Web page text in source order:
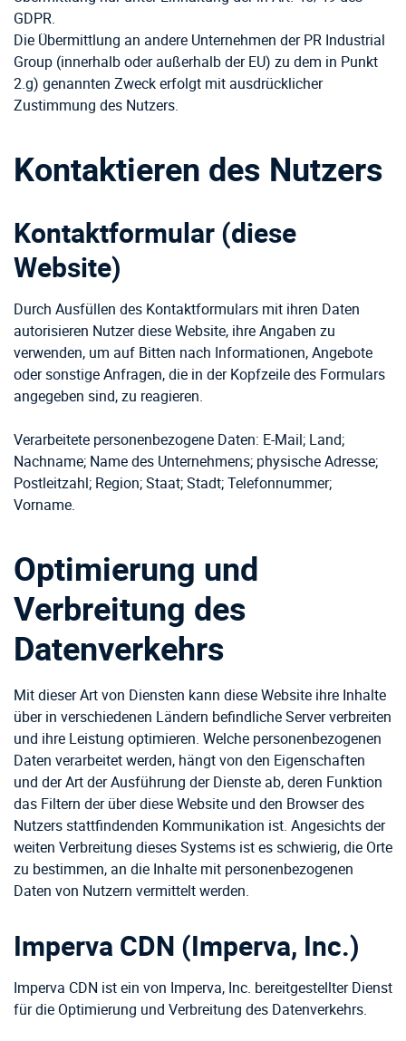
GDPR.
Die Übermittlung an andere Unternehmen der PR Industrial
Group (innerhalb oder außerhalb der EU) zu dem in Punkt
2.g) genannten Zweck erfolgt mit ausdrücklicher
Zustimmung des Nutzers.
Kontaktieren des Nutzers
Kontaktformular (diese
Website)
Durch Ausfüllen des Kontaktformulars mit ihren Daten
autorisieren Nutzer diese Website, ihre Angaben zu
verwenden, um auf Bitten nach Informationen, Angebote
oder sonstige Anfragen, die in der Kopfzeile des Formulars
angegeben sind, zu reagieren.
Verarbeitete personenbezogene Daten: E-Mail; Land;
Nachname; Name des Unternehmens; physische Adresse;
Postleitzahl; Region; Staat; Stadt; Telefonnummer;
Vorname.
Optimierung und
Verbreitung des
Datenverkehrs
Mit dieser Art von Diensten kann diese Website ihre Inhalte
über in verschiedenen Ländern befindliche Server verbreiten
und ihre Leistung optimieren. Welche personenbezogenen
Daten verarbeitet werden, hängt von den Eigenschaften
und der Art der Ausführung der Dienste ab, deren Funktion
das Filtern der über diese Website und den Browser des
Nutzers stattfindenden Kommunikation ist. Angesichts der
weiten Verbreitung dieses Systems ist es schwierig, die Orte
zu bestimmen, an die Inhalte mit personenbezogenen
Daten von Nutzern vermittelt werden.
Imperva CDN (Imperva, Inc.)
Imperva CDN ist ein von Imperva, Inc. bereitgestellter Dienst
für die Optimierung und Verbreitung des Datenverkehrs.